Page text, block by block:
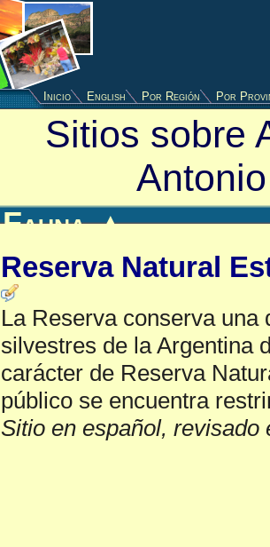
Inicio English Por Región Por
Sitios sobre
Fauna▲
Reserva Natural
La Reserva conserva
silvestres de la Argentina
carácter de Reserva
público se encuentra
Sitio en español, revisado